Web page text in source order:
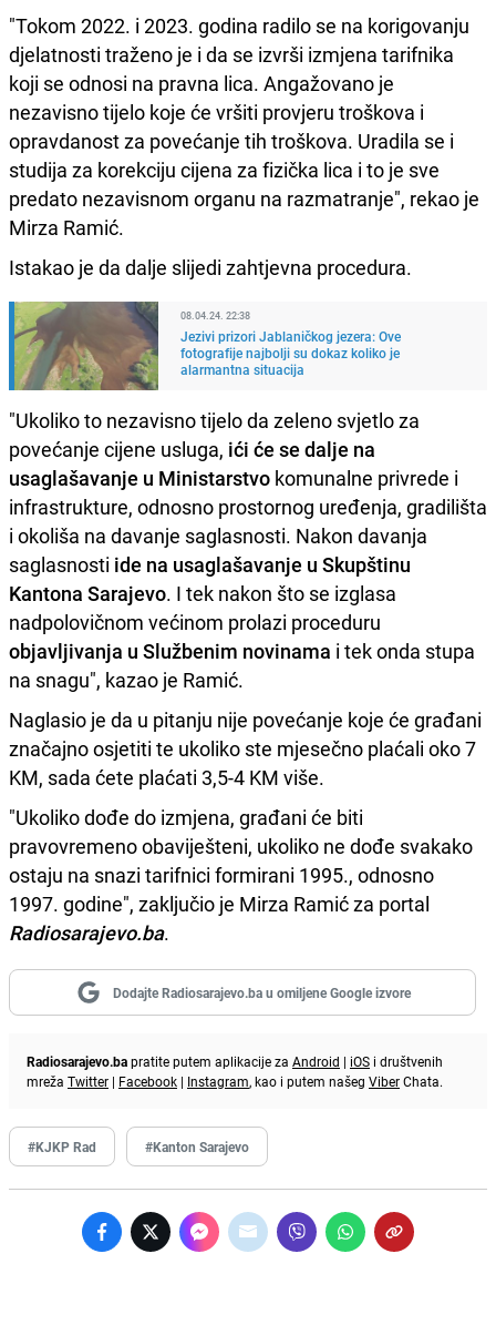
"Tokom 2022. i 2023. godina radilo se na korigovanju
djelatnosti traženo je i da se izvrši izmjena tarifnika
koji se odnosi na pravna lica. Angažovano je
nezavisno tijelo koje će vršiti provjeru troškova i
opravdanost za povećanje tih troškova. Uradila se i
studija za korekciju cijena za fizička lica i to je sve
predato nezavisnom organu na razmatranje", rekao je
Mirza Ramić.
Istakao je da dalje slijedi zahtjevna procedura.
08.04.24. 22:38
Jezivi prizori Jablaničkog jezera: Ove
fotografije najbolji su dokaz koliko je
alarmantna situacija
"Ukoliko to nezavisno tijelo da zeleno svjetlo za
povećanje cijene usluga, ići će se dalje na
usaglašavanje u Ministarstvo komunalne privrede i
infrastrukture, odnosno prostornog uređenja, gradilišta
i okoliša na davanje saglasnosti. Nakon davanja
saglasnosti ide na usaglašavanje u Skupštinu
Kantona Sarajevo. I tek nakon što se izglasa
nadpolovičnom većinom prolazi proceduru
objavljivanja u Službenim novinama i tek onda stupa
na snagu", kazao je Ramić.
Naglasio je da u pitanju nije povećanje koje će građani
značajno osjetiti te ukoliko ste mjesečno plaćali oko 7
KM, sada ćete plaćati 3,5-4 KM više.
"Ukoliko dođe do izmjena, građani će biti
pravovremeno obaviješteni, ukoliko ne dođe svakako
ostaju na snazi tarifnici formirani 1995., odnosno
1997. godine", zaključio je Mirza Ramić za portal
Radiosarajevo.ba.
Dodajte Radiosarajevo.ba u omiljene Google izvore
Radiosarajevo.bapratite putem aplikacije za Android | iOS i društvenih
mreža Twitter | Facebook | Instagram, kao i putem našeg ViberChata.
#KJKP Rad #Kanton Sarajevo